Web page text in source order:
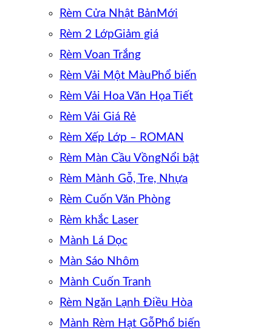
Rèm Cửa Nhật Bản
Rèm 2 Lớp
Rèm Voan Trắng
Rèm Vải Một Màu
Rèm Vải Hoa Văn Họa Tiết
Rèm Vải Giá Rẻ
Rèm Xếp Lớp – ROMAN
Rèm Màn Cầu Vồng
Rèm Mành Gỗ, Tre, Nhựa
Rèm Cuốn Văn Phòng
Rèm khắc Laser
Mành Lá Dọc
Màn Sáo Nhôm
Mành Cuốn Tranh
Rèm Ngăn Lạnh Điều Hòa
Mành Rèm Hạt Gỗ